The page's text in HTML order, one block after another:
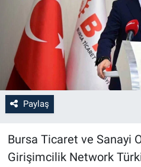
Paylaş
Bursa Ticaret ve Sanayi
Girişimcilik Network
Eğitim
Ekonomi
Teknoloji
Magazin